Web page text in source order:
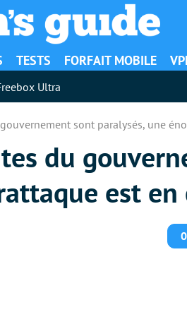
TESTS FORFAIT MOBILE
Ultra
sont paralysés, une
du
est en
0